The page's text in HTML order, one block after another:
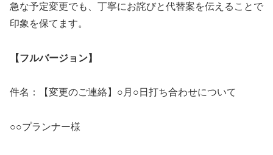
急な予定変更でも、丁寧にお詫びと代替案を伝えることで
印象を保てます。
【フルバージョン】
件名：【変更のご連絡】○月○日打ち合わせについて
○○プランナー様